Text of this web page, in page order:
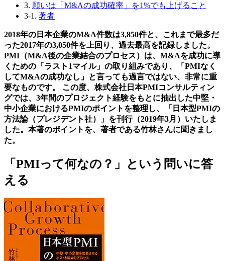
3. 願いは「M&Aの成功確率」を1%でも上げること
3-1. 著者
2018年の日本企業のM&A件数は3,850件と、これまで最多だ
った2017年の3,050件を上回り、過去最高を記録しました。
PMI（M&A後の企業結合のプロセス）は、M&Aを成功に導
くための「ラスト1マイル」の取り組みであり、「PMIなく
してM&Aの成功なし」と言っても過言ではない、非常に重
要なものです。 この度、株式会社日本PMIコンサルティン
グでは、3年間のプロジェクト経験をもとに抽出した中堅・
中小企業におけるPMIのポイントを整理し、「日本型PMIの
方法論（プレジデント社）」を刊行（2019年3月）いたしま
した。本著のポイントを、著者である竹林さんに聞きまし
た。
「PMIって何なの？」という問いに答
える